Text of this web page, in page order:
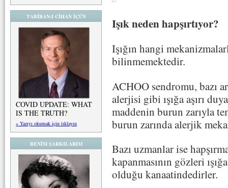
TABİBAN-I CİHAN İÇÜN
COVID UPDATE: WHAT
IS THE TRUTH?
» Yazıyı okumak için tıklayın
BENİM ŞARKILARIM
Işık neden hapşırtıyor?
Işığın hangi
bilinmemektedir.
ACHOO sendromu, bazı
alerjisi gibi ışığa aşırı
maddenin burun zarıyla
burun zarında alerjik
Bazı uzmanlar ise
kapanmasının gözleri
olduğu kanaatindedirler.